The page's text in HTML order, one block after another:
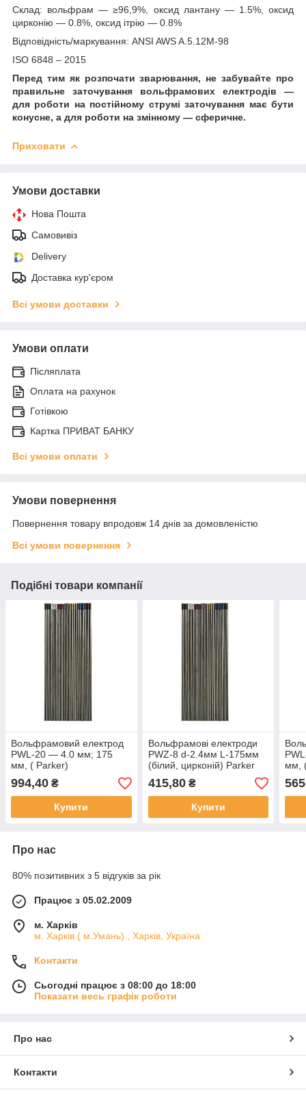
Склад: вольфрам — ≥96,9%, оксид лантану — 1.5%, оксид
цирконію — 0.8%, оксид ітрію — 0.8%
Відповідність/маркування: ANSI AWS A.5.12M-98
ISO 6848 – 2015
Перед тим як розпочати зварювання, не забувайте про
правильне заточування вольфрамових електродів —
для роботи на постійному струмі заточування має бути
конусне, а для роботи на змінному — сферичне.
Приховати
Умови доставки
Нова Пошта
Самовивіз
Delivery
Доставка кур'єром
Всі умови доставки
Умови оплати
Післяплата
Оплата на рахунок
Готівкою
Картка ПРИВАТ БАНКУ
Всі умови оплати
Умови повернення
Повернення товару впродовж 14 днів за домовленістю
Всі умови повернення
Подібні товари компанії
Вольфрамовий електрод
PWL-20 — 4.0 мм; 175
мм, ( Parker)
994,40 ₴
Купити
Вольфрамові електроди
PWZ-8 d-2.4мм L-175мм
(білий, цирконій) Parker
415,80₴
Купити
мм,
565
Про нас
80% позитивних з 5 відгуків за рік
Працює з 05.02.2009
м. Харків
м. Харків ( м.Умань) , Харків, Україна
Контакти
Сьогодні працює з 08:00 до 18:00
Показати весь графік роботи
Про нас
Контакти